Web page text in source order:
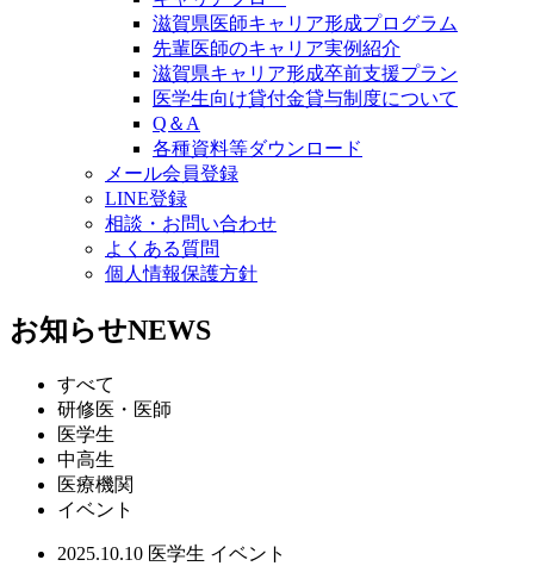
滋賀県医師キャリア形成プログラム
先輩医師のキャリア実例紹介
滋賀県キャリア形成卒前支援プラン
医学生向け貸付金貸与制度について
Q＆A
各種資料等ダウンロード
メール会員登録
LINE登録
相談・お問い合わせ
よくある質問
個人情報保護方針
お知らせNEWS
すべて
研修医・医師
医学生
中高生
医療機関
イベント
2025.10.10 医学生 イベント